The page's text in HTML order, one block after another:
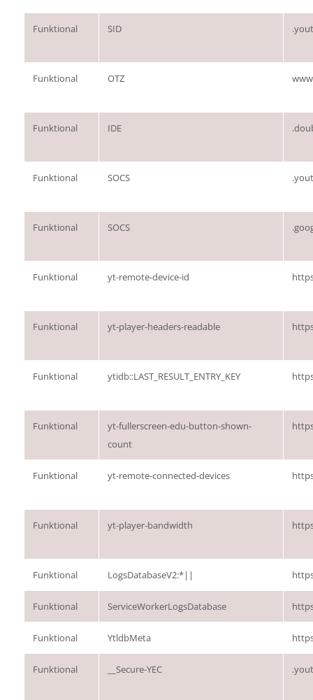
Funktional SID
Funktional OTZ
Funktional IDE
Funktional SOCS
Funktional SOCS
Funktional yt-remote-device-id
Funktional yt-player-headers-readable
Funktional ytidb::LAST_RESULT_ENTRY_KEY
Funktional
yt-fullerscreen-edu-button-shown-
count
Funktional yt-remote-connected-devices
Funktional yt-player-bandwidth
Funktional LogsDatabaseV2:*||
Funktional ServiceWorkerLogsDatabase
Funktional YtldbMeta
Funktional __Secure-YEC